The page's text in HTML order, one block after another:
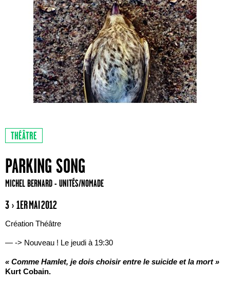
THÉÂTRE
PARKING SONG
MICHEL BERNARD - UNITÉS/NOMADE
3 › 1ER MAI 2012
Création Théâtre
— -> Nouveau ! Le jeudi à 19:30
« Comme Hamlet, je dois choisir entre le suicide et la mort »
Kurt Cobain.